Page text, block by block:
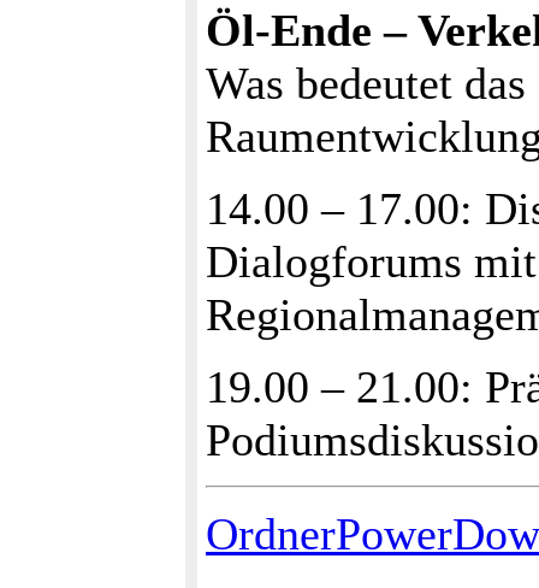
Öl-Ende –
Was bedeutet
14.00 – 17.00:
Dialogforums
19.00 – 21.00: